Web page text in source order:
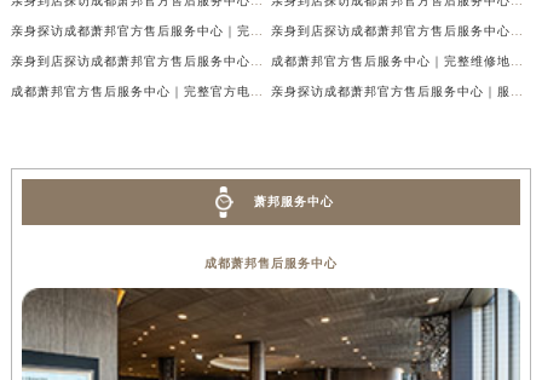
萧邦服务中心
成都萧邦售后服务中心